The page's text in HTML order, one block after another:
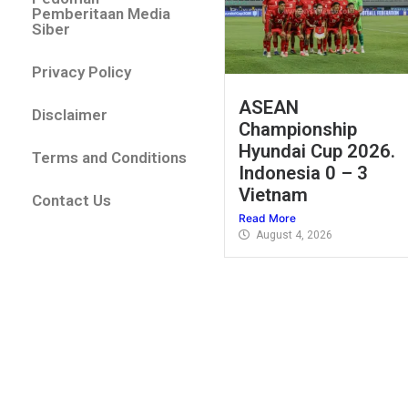
Pemberitaan Media
Siber
Privacy Policy
Disclaimer
Terms and Conditions
Contact Us
ASEAN
Championship
Hyundai Cup 2026.
Indonesia 0 – 3
Vietnam
Read More
August 4, 2026